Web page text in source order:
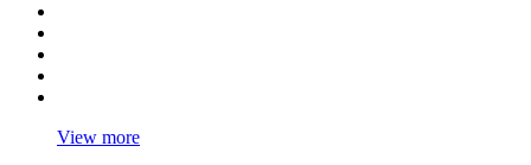
View more